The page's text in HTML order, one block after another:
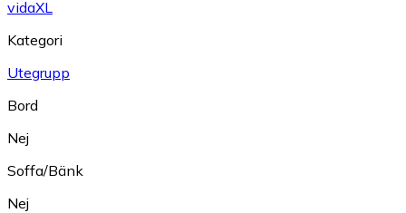
vidaXL
Kategori
Utegrupp
Bord
Nej
Soffa/Bänk
Nej